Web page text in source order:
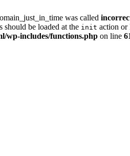
was called
should be loaded at the init action or
wp-includes/functions.php on line